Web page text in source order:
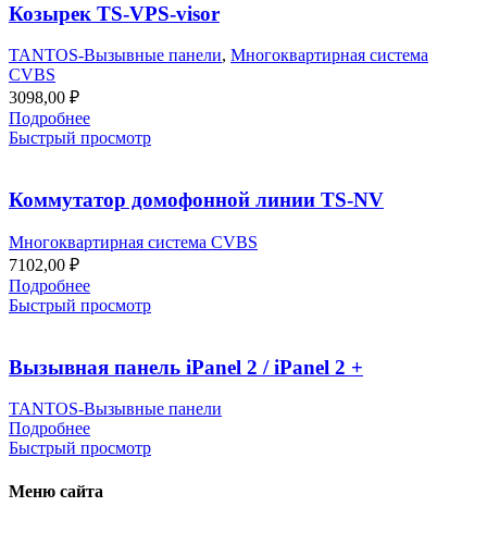
Козырек TS-VPS-visor
TANTOS-Вызывные панели, Многоквартирная система
CVBS
3098,00 ₽
Подробнее
Быстрый просмотр
Коммутатор домофонной линии TS-NV
Многоквартирная система CVBS
7102,00 ₽
Подробнее
Быстрый просмотр
Вызывная панель iPanel 2 / iPanel 2 +
TANTOS-Вызывные панели
Подробнее
Быстрый просмотр
Меню сайта